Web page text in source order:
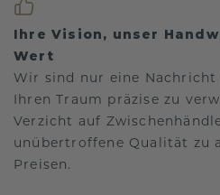
Ihre Vision, unser
Wert
Wir sind nur eine
Ihren Traum präzise zu
Verzicht auf
unübertroffene Qualität zu
Preisen.